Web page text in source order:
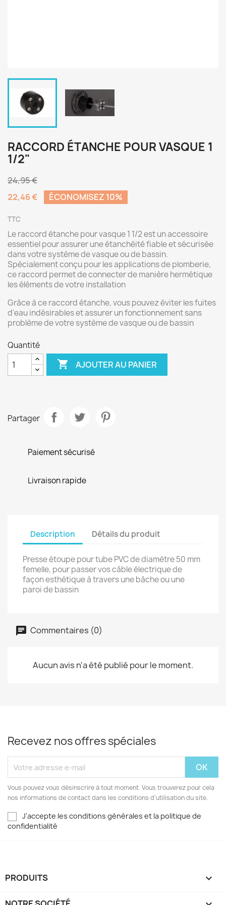
RACCORD ÉTANCHE POUR VASQUE 1
1/2"
24,95 €
22,46 €
ÉCONOMISEZ 10%
TTC
Le raccord étanche pour vasque 1 1/2 est un accessoire
essentiel pour assurer une étanchéité fiable et sécurisée
dans votre système de vasque ou de bassin.
Spécialement conçu pour les applications de plomberie,
ce raccord permet de connecter de manière hermétique
les éléments de votre installation
Grâce à ce raccord étanche, vous pouvez éviter les fuites
d'eau indésirables et assurer un fonctionnement sans
problème de votre système de vasque ou de bassin
Quantité
 AJOUTER AU PANIER
Partager
Paiement sécurisé
Livraison rapide
Description Détails du produit
Presse étoupe pour tube PVC de diamètre 50 mm
femelle, pour passer vos câble électrique de
façon esthétique à travers une bâche ou une
paroi de bassin
Commentaires (0)
Aucun avis n'a été publié pour le moment.
Recevez nos offres spéciales
Vous pouvez vous désinscrire à tout moment. Vous trouverez pour cela
nos informations de contact dans les conditions d'utilisation du site.
J'accepte les conditions générales et la politique de
confidentialité
PRODUITS 